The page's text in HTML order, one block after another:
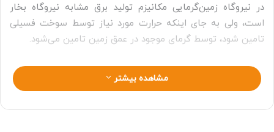
در نیروگاه‌ زمین‌گرمایی مکانیزم تولید برق مشابه نیروگاه‌ بخار
است، ولی به جای اینکه حرارت مورد نیاز توسط سوخت‌ فسیلی
تامین شود، توسط گرمای موجود در عمق زمین تامین می‌شود.
مشاهده بیشتر